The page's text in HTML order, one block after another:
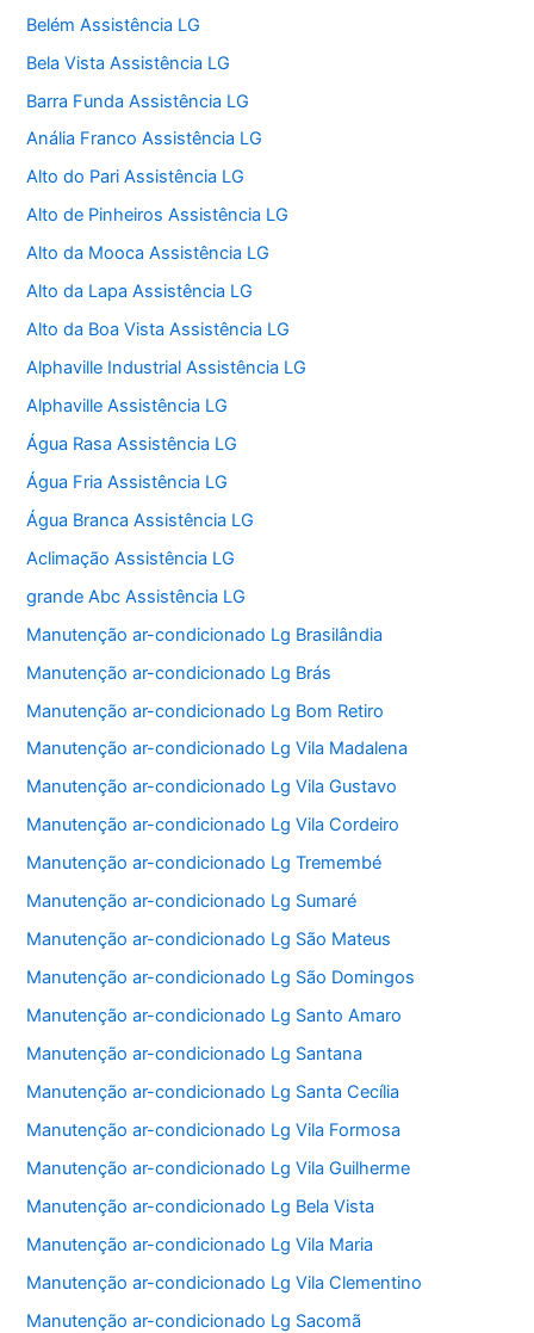
Belém Assistência LG
Bela Vista Assistência LG
Barra Funda Assistência LG
Anália Franco Assistência LG
Alto do Pari Assistência LG
Alto de Pinheiros Assistência LG
Alto da Mooca Assistência LG
Alto da Lapa Assistência LG
Alto da Boa Vista Assistência LG
Alphaville Industrial Assistência LG
Alphaville Assistência LG
Água Rasa Assistência LG
Água Fria Assistência LG
Água Branca Assistência LG
Aclimação Assistência LG
grande Abc Assistência LG
Manutenção ar-condicionado Lg Brasilândia
Manutenção ar-condicionado Lg Brás
Manutenção ar-condicionado Lg Bom Retiro
Manutenção ar-condicionado Lg Vila Madalena
Manutenção ar-condicionado Lg Vila Gustavo
Manutenção ar-condicionado Lg Vila Cordeiro
Manutenção ar-condicionado Lg Tremembé
Manutenção ar-condicionado Lg Sumaré
Manutenção ar-condicionado Lg São Mateus
Manutenção ar-condicionado Lg São Domingos
Manutenção ar-condicionado Lg Santo Amaro
Manutenção ar-condicionado Lg Santana
Manutenção ar-condicionado Lg Santa Cecília
Manutenção ar-condicionado Lg Vila Formosa
Manutenção ar-condicionado Lg Vila Guilherme
Manutenção ar-condicionado Lg Bela Vista
Manutenção ar-condicionado Lg Vila Maria
Manutenção ar-condicionado Lg Vila Clementino
Manutenção ar-condicionado Lg Sacomã